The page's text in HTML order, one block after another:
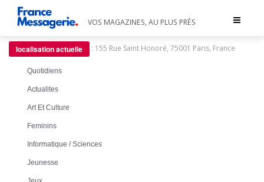
Toggle
VOS MAGAZINES, AU PLUS PRÈS
localisation actuelle : 155 Rue Saint Honoré, 75001 Paris, France
Quotidiens
Actualites
Art Et Culture
Feminins
Informatique / Sciences
Jeunesse